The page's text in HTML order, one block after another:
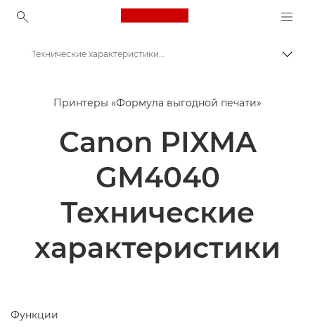
Canon Logo, back to
Принтеры Canon
Технические характеристики Canon PIXMA GM4040
Принтеры «Формула выгодной печати»
Canon PIXMA
GM4040
Технические
характеристики
Функции